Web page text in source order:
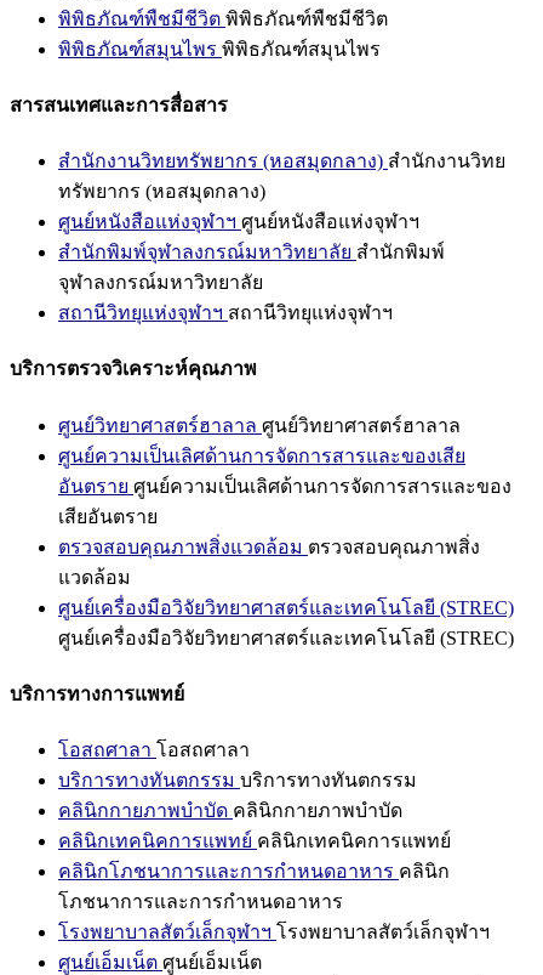
พิพิธภัณฑ์พืชมีชีวิต พิพิธภัณฑ์พืชมีชีวิต
พิพิธภัณฑ์สมุนไพร พิพิธภัณฑ์สมุนไพร
สารสนเทศและการสื่อสาร
สำนักงานวิทยทรัพยากร (หอสมุดกลาง) สำนักงานวิทย
ทรัพยากร (หอสมุดกลาง)
ศูนย์หนังสือแห่งจุฬาฯ ศูนย์หนังสือแห่งจุฬาฯ
สำนักพิมพ์จุฬาลงกรณ์มหาวิทยาลัย สำนักพิมพ์
จุฬาลงกรณ์มหาวิทยาลัย
สถานีวิทยุแห่งจุฬาฯ สถานีวิทยุแห่งจุฬาฯ
บริการตรวจวิเคราะห์คุณภาพ
ศูนย์วิทยาศาสตร์ฮาลาล ศูนย์วิทยาศาสตร์ฮาลาล
ศูนย์ความเป็นเลิศด้านการจัดการสารและของเสีย
อันตราย ศูนย์ความเป็นเลิศด้านการจัดการสารและของ
เสียอันตราย
ตรวจสอบคุณภาพสิ่งแวดล้อม ตรวจสอบคุณภาพสิ่ง
แวดล้อม
ศูนย์เครื่องมือวิจัยวิทยาศาสตร์และเทคโนโลยี (STREC)
ศูนย์เครื่องมือวิจัยวิทยาศาสตร์และเทคโนโลยี (STREC)
บริการทางการแพทย์
โอสถศาลา โอสถศาลา
บริการทางทันตกรรม บริการทางทันตกรรม
คลินิกกายภาพบำบัด คลินิกกายภาพบำบัด
คลินิกเทคนิคการแพทย์ คลินิกเทคนิคการแพทย์
คลินิกโภชนาการและการกำหนดอาหาร คลินิก
โภชนาการและการกำหนดอาหาร
โรงพยาบาลสัตว์เล็กจุฬาฯ โรงพยาบาลสัตว์เล็กจุฬาฯ
ศูนย์เอ็มเน็ต ศูนย์เอ็มเน็ต